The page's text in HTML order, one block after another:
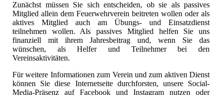
Zunächst müssen Sie sich entscheiden, ob sie als passives
Mitglied allein dem Feuerwehrverein beitreten wollen oder als
aktives Mitglied auch am Übungs- und Einsatzdienst
teilnehmen wollen. Als passives Mitglied helfen Sie uns
finanziell mit ihrem Jahresbeitrag und, wenn Sie das
wünschen, als Helfer und Teilnehmer bei den
Vereinsaktivitäten.
Für weitere Informationen zum Verein und zum aktiven Dienst
können Sie diese Internetseite durchforsten, unsere Social-
Media-Präsenz auf Facebook und Instagram nutzen oder